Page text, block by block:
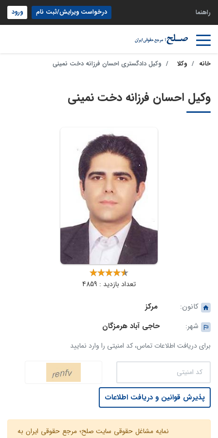
راهنما درخواست ویرایش/ثبت نام ورود
خانه وکلا وکیل دادگستری احسان فرزانه دخت نمینی
وکیل احسان فرزانه دخت نمینی
تعداد بازدید : 4859
کانون:
مرکز
شهر:
حاجی آباد هرمزگان
برای دریافت اطلاعات تماس، کد امنیتی را وارد نمایید
پذیرش قوانین و دریافت اطلاعات
نمایه مشاغل حقوقی سایت صلح؛ مرجع حقوقی ایران به